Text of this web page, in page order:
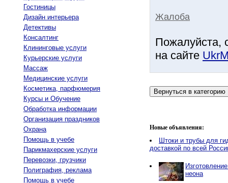
Гостиницы
Дизайн интерьера
Детективы
Консалтинг
Клининговые услуги
Курьерские услуги
Массаж
Медицинские услуги
Косметика, парфюмерия
Курсы и Обучение
Обработка информации
Организация праздников
Охрана
Помощь в учебе
Парикмахерские услуги
Перевозки, грузчики
Полиграфия, реклама
Помощь в учебе
Жалоба
Пожалуйста,
на сайте
Новые объявления:
Штоки и трубы для
доставкой по всей
неона